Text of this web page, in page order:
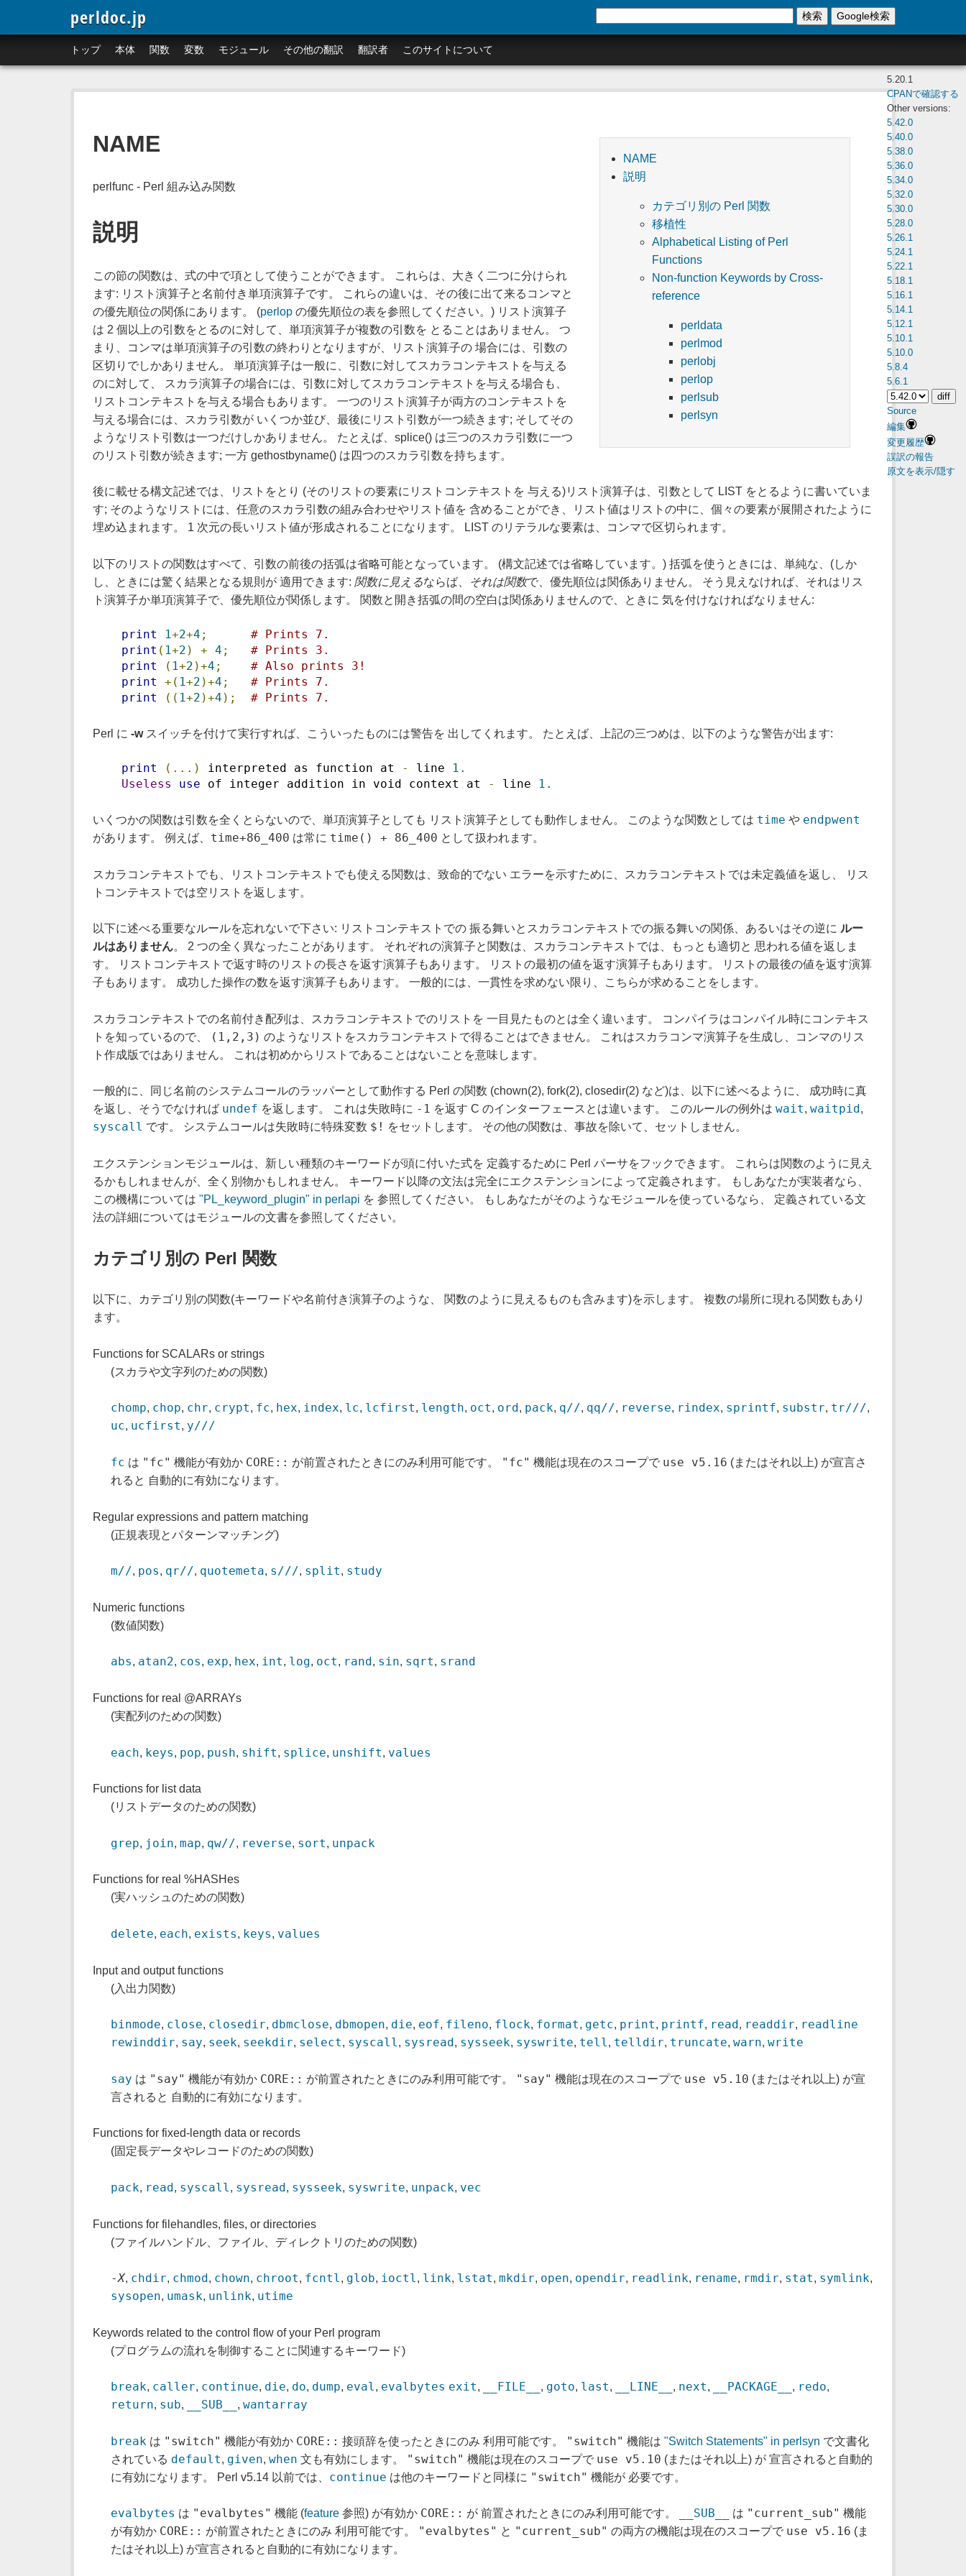
perldoc.jp
トップ 本体 関数 変数 モジュール その他の翻訳 翻訳者 このサイトについて
検索 Google検索
5.20.1
CPANで確認する
Other versions:
5.42.0
5.40.0
5.38.0
5.36.0
5.34.0
5.32.0
5.30.0
5.28.0
5.26.1
5.24.1
5.22.1
5.18.1
5.16.1
5.14.1
5.12.1
5.10.1
5.10.0
5.8.4
5.6.1
Source
編集
変更履歴
誤訳の報告
原文を表示/隠す
NAME
説明
カテゴリ別の Perl 関数
移植性
Alphabetical Listing of Perl
Functions
Non-function Keywords by Cross-
reference
perldata
perlmod
perlobj
perlop
perlsub
perlsyn
NAME
perlfunc - Perl 組み込み関数
説明
この節の関数は、式の中で項として使うことができます。 これらは、大きく二つに分けられ
ます: リスト演算子と名前付き単項演算子です。 これらの違いは、その後に出て来るコンマと
の優先順位の関係にあります。 (perlopの優先順位の表を参照してください。) リスト演算子
は 2 個以上の引数をとるのに対して、単項演算子が複数の引数を とることはありません。 つ
まり、コンマは単項演算子の引数の終わりとなりますが、リスト演算子の 場合には、引数の
区切りでしかありません。 単項演算子は一般に、引数に対してスカラコンテキストを与える
のに対して、 スカラ演算子の場合には、引数に対してスカラコンテキストを与える場合も、
リストコンテキストを与える場合もあります。 一つのリスト演算子が両方のコンテキストを
与える場合には、スカラ引数が いくつか並び、最後にリスト引数が一つ続きます; そしてその
ようなリスト引数は一つだけしかありません。 たとえば、splice() は三つのスカラ引数に一つ
のリスト引数が続きます; 一方 gethostbyname() は四つのスカラ引数を持ちます。
後に載せる構文記述では、リストをとり (そのリストの要素にリストコンテキストを 与える)リスト演算子は、引数として LIST をとるように書いていま
す; そのようなリストには、任意のスカラ引数の組み合わせやリスト値を 含めることができ、リスト値はリストの中に、個々の要素が展開されたように
埋め込まれます。 1 次元の長いリスト値が形成されることになります。 LIST のリテラルな要素は、コンマで区切られます。
以下のリストの関数はすべて、引数の前後の括弧は省略可能となっています。 (構文記述では省略しています。) 括弧を使うときには、単純な、(しか
し、ときには驚く結果となる規則が 適用できます: 関数に見えるならば、 それは関数で、優先順位は関係ありません。 そう見えなければ、それはリス
ト演算子か単項演算子で、優先順位が関係します。 関数と開き括弧の間の空白は関係ありませんので、ときに 気を付けなければなりません:
print 1+2+4 ;
# Prints 7.
print ( 1+2 ) + 4 ;
# Prints 3.
print
( 1+2 )+4 ;
# Also prints 3!
print
+( 1+2 )+4 ;
# Prints 7.
print
(( 1+2 )+4 ); # Prints 7.
Perl に -wスイッチを付けて実行すれば、こういったものには警告を 出してくれます。 たとえば、上記の三つめは、以下のような警告が出ます:
print (...) interpreted as function at - line
1.
Useless
use of integer addition in void context at - line 1.
いくつかの関数は引数を全くとらないので、単項演算子としても リスト演算子としても動作しません。 このような関数としては time や endpwent
があります。 例えば、 time+86_400 は常に time() + 86_400 として扱われます。
スカラコンテキストでも、リストコンテキストでも使える関数は、致命的でない エラーを示すために、スカラコンテキストでは未定義値を返し、 リス
トコンテキストでは空リストを返します。
以下に述べる重要なルールを忘れないで下さい: リストコンテキストでの 振る舞いとスカラコンテキストでの振る舞いの関係、あるいはその逆に ルー
ルはありません。 2 つの全く異なったことがあります。 それぞれの演算子と関数は、スカラコンテキストでは、もっとも適切と 思われる値を返しま
す。 リストコンテキストで返す時のリストの長さを返す演算子もあります。 リストの最初の値を返す演算子もあります。 リストの最後の値を返す演算
子もあります。 成功した操作の数を返す演算子もあります。 一般的には、一貫性を求めない限り、こちらが求めることをします。
スカラコンテキストでの名前付き配列は、スカラコンテキストでのリストを 一目見たものとは全く違います。 コンパイラはコンパイル時にコンテキス
トを知っているので、
(1,2,3) のようなリストをスカラコンテキストで得ることはできません。 これはスカラコンマ演算子を生成し、コンマのリス
ト作成版ではありません。 これは初めからリストであることはないことを意味します。
一般的に、同じ名前のシステムコールのラッパーとして動作する Perl の関数 (chown(2), fork(2), closedir(2) など)は、以下に述べるように、 成功時に真
を返し、そうでなければ undef を返します。 これは失敗時に -1 を返す C のインターフェースとは違います。 このルールの例外は wait, waitpid ,
syscall です。 システムコールは失敗時に特殊変数 $! をセットします。 その他の関数は、事故を除いて、セットしません。
エクステンションモジュールは、新しい種類のキーワードが頭に付いた式を 定義するために Perl パーサをフックできます。 これらは関数のように見え
るかもしれませんが、全く別物かもしれません。 キーワード以降の文法は完全にエクステンションによって定義されます。 もしあなたが実装者なら、
この機構については "PL_keyword_plugin" in perlapi を 参照してください。 もしあなたがそのようなモジュールを使っているなら、 定義されている文
法の詳細についてはモジュールの文書を参照してください。
カテゴリ別の Perl 関数
以下に、カテゴリ別の関数(キーワードや名前付き演算子のような、 関数のように見えるものも含みます)を示します。 複数の場所に現れる関数もあり
ます。
Functions for SCALARs or strings
(スカラや文字列のための関数)
chomp, chop, chr, crypt, fc, hex, index, lc, lcfirst, length, oct, ord , pack, q//, qq//, reverse, rindex, sprintf, substr, tr///,
uc, ucfirst, y///
fc は "fc" 機能が有効か CORE:: が前置されたときにのみ利用可能です。 "fc" 機能は現在のスコープで use v5.16 (またはそれ以上) が宣言さ
れると 自動的に有効になります。
Regular expressions and pattern matching
(正規表現とパターンマッチング)
m//, pos, qr//, quotemeta, s///, split, study
Numeric functions
(数値関数)
abs, atan2, cos, exp, hex, int, log, oct, rand , sin, sqrt, srand
Functions for real @ARRAYs
(実配列のための関数)
each, keys, pop, push, shift, splice, unshift, values
Functions for list data
(リストデータのための関数)
grep, join,map, qw//, reverse, sort, unpack
Functions for real %HASHes
(実ハッシュのための関数)
delete, each, exists, keys, values
Input and output functions
(入出力関数)
binmode, close, closedir, dbmclose, dbmopen, die, eof, fileno, flock, format, getc, print, printf, read, readdir, readline
rewinddir, say, seek, seekdir, select, syscall, sysread, sysseek, syswrite, tell, telldir, truncate,warn,write
say は "say" 機能が有効か CORE:: が前置されたときにのみ利用可能です。 "say" 機能は現在のスコープで use v5.10 (またはそれ以上) が宣
言されると 自動的に有効になります。
Functions for fixed-length data or records
(固定長データやレコードのための関数)
pack, read, syscall, sysread, sysseek, syswrite, unpack, vec
Functions for filehandles, files, or directories
(ファイルハンドル、ファイル、ディレクトリのための関数)
-X, chdir, chmod, chown, chroot, fcntl, glob, ioctl, link, lstat,mkdir, open, opendir, readlink, rename, rmdir, stat, symlink,
sysopen, umask, unlink, utime
Keywords related to the control flow of your Perl program
(プログラムの流れを制御することに関連するキーワード)
break, caller, continue, die, do, dump, eval, evalbytes exit, __FILE__ , goto, last, __LINE__ , next, __PACKAGE__ , redo,
return, sub, __SUB__ ,wantarray
break は "switch" 機能が有効か CORE:: 接頭辞を使ったときにのみ 利用可能です。 "switch" 機能は"Switch Statements" in perlsyn で文書化
されている default, given,when 文も有効にします。 "switch" 機能は現在のスコープで use v5.10 (またはそれ以上) が 宣言されると自動的
に有効になります。 Perl v5.14 以前では、 continue は他のキーワードと同様に "switch" 機能が 必要です。
evalbytes は "evalbytes" 機能 (feature 参照) が有効か CORE:: が 前置されたときにのみ利用可能です。 __SUB__ は "current_sub" 機能
が有効か CORE:: が前置されたときにのみ 利用可能です。 "evalbytes" と "current_sub" の両方の機能は現在のスコープで use v5.16 (ま
たはそれ以上) が宣言されると自動的に有効になります。